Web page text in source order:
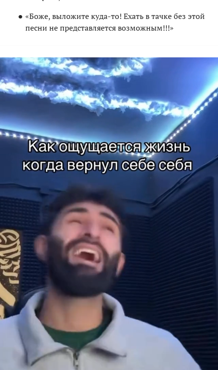
«Боже, выложите куда-то! Ехать в тачке без этой
песни не представляется возможным!!!»